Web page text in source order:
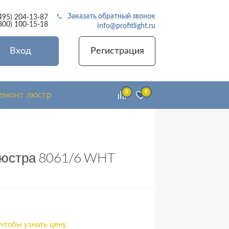
204-13-87
100-15-18
Заказать обратный звонок
info@profitlight.ru
Вход Регистрация
люстр 0 0
8061/6 WHT
узнать цену
+
его сборки и
условия